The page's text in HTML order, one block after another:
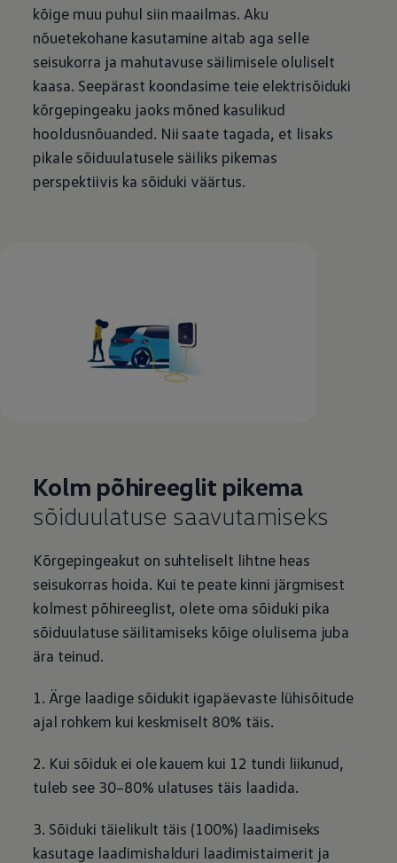
Mootoriõli ja töövedelikud
Veljed ja rehvid
Avarii- ja rikkeabi
Volkswageni teenindus
Lisatarvikud
Sise- ja väliskaitse
Transpordi- ja pagasilahendused
Meelelahutus ja elektroonika
Isikupärastamine
Seinalaadija ja laadimiskaablid
Ringlussevõtt ja tagastamine
kõige muu puhul siin maailmas. Aku
nõuetekohane kasutamine aitab aga selle
seisukorra ja mahutavuse säilimisele oluliselt
kaasa. Seepärast koondasime teie elektrisõiduki
kõrgepingeaku jaoks mõned kasulikud
hooldusnõuanded. Nii saate tagada, et lisaks
pikale sõiduulatusele säiliks pikemas
perspektiivis ka sõiduki väärtus.
Kolm põhireeglit pikema
sõiduulatuse saavutamiseks
Kõrgepingeakut on suhteliselt lihtne heas
seisukorras hoida. Kui te peate kinni järgmisest
kolmest põhireeglist, olete oma sõiduki pika
sõiduulatuse säilitamiseks kõige olulisema juba
ära teinud.
1. Ärge laadige sõidukit igapäevaste lühisõitude
ajal rohkem kui keskmiselt 80% täis.
2. Kui sõiduk ei ole kauem kui 12 tundi liikunud,
tuleb see 30–80% ulatuses täis laadida.
3. Sõiduki täielikult täis (100%) laadimiseks
kasutage laadimishalduri laadimistaimerit ja